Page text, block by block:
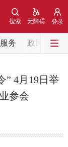
登录
无障碍
搜索
务 政民互动
部门动态
” 4月19日举
参会